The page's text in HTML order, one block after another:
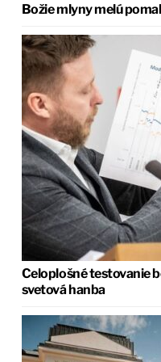
Božie mlyny melú
Celoplošné testovanie
svetová hanba